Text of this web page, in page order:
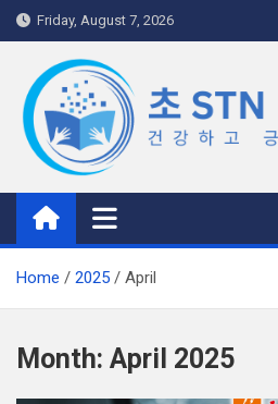
Skip
to
content
Friday, August 7, 2026
초 STN
건강하고 긍정적인 블로그
Home 2025 April
Month: April 2025